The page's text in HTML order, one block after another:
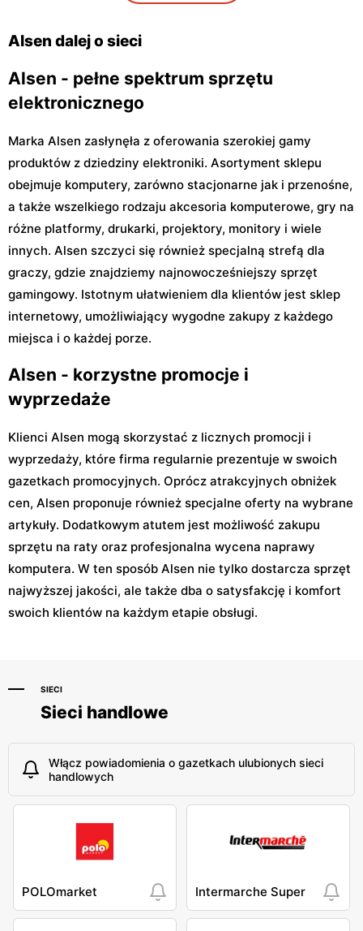
Warka, ul. Senatorska 4
Alsen dalej o sieci
Alsen - pełne spektrum sprzętu
elektronicznego
Marka Alsen zasłynęła z oferowania szerokiej gamy
produktów z dziedziny elektroniki. Asortyment sklepu
obejmuje komputery, zarówno stacjonarne jak i przenośne,
a także wszelkiego rodzaju akcesoria komputerowe, gry na
różne platformy, drukarki, projektory, monitory i wiele
innych. Alsen szczyci się również specjalną strefą dla
graczy, gdzie znajdziemy najnowocześniejszy sprzęt
gamingowy. Istotnym ułatwieniem dla klientów jest sklep
internetowy, umożliwiający wygodne zakupy z każdego
miejsca i o każdej porze.
Alsen - korzystne promocje i
wyprzedaże
Klienci Alsen mogą skorzystać z licznych promocji i
wyprzedaży, które firma regularnie prezentuje w swoich
gazetkach promocyjnych. Oprócz atrakcyjnych obniżek
cen, Alsen proponuje również specjalne oferty na wybrane
artykuły. Dodatkowym atutem jest możliwość zakupu
sprzętu na raty oraz profesjonalna wycena naprawy
komputera. W ten sposób Alsen nie tylko dostarcza sprzęt
najwyższej jakości, ale także dba o satysfakcję i komfort
swoich klientów na każdym etapie obsługi.
SIECI
Sieci handlowe
Włącz powiadomienia o gazetkach ulubionych sieci
handlowych
POLOmarket Intermarche Super